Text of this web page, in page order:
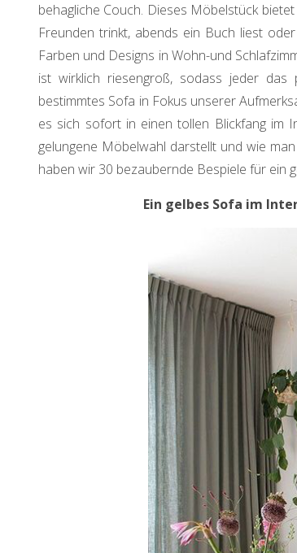
behagliche Couch. Dieses Möbelstück
Freunden trinkt, abends ein Buch liest
Farben und Designs in Wohn-und
ist wirklich riesengroß, sodass jeder
bestimmtes Sofa in Fokus unserer
es sich sofort in einen tollen Blickfang im
gelungene Möbelwahl darstellt und wie
haben wir 30 bezaubernde Bespiele für ein
Ein gelbes Sofa im